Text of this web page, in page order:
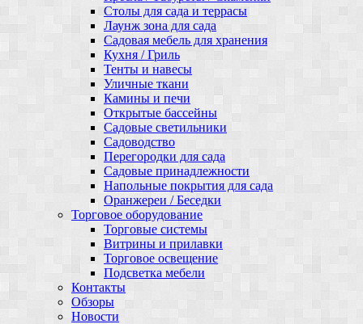
Столы для сада и террасы
Лаунж зона для сада
Садовая мебель для хранения
Кухня / Гриль
Тенты и навесы
Уличные ткани
Камины и печи
Открытые бассейны
Садовые светильники
Садоводство
Перегородки для сада
Садовые принадлежности
Напольные покрытия для сада
Оранжереи / Беседки
Торговое оборудование
Торговые системы
Витрины и прилавки
Торговое освещение
Подсветка мебели
Контакты
Обзоры
Новости